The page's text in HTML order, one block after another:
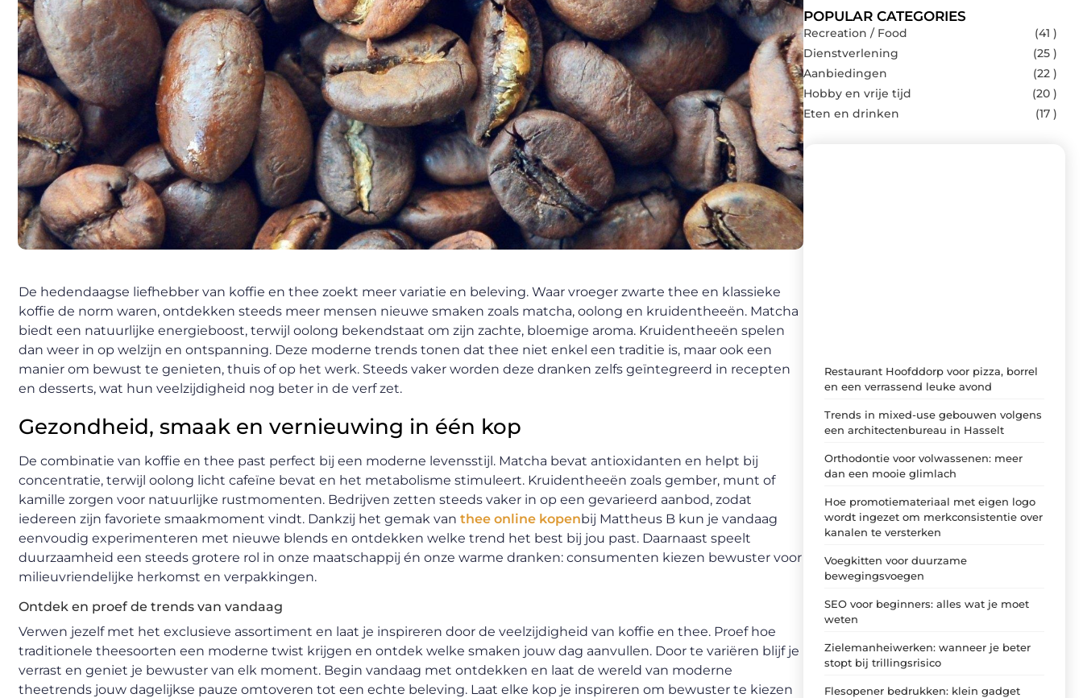
De hedendaagse liefhebber van koffie en thee zoekt meer variatie en beleving. Waar vroeger zwarte thee en klassieke
koffie de norm waren, ontdekken steeds meer mensen nieuwe smaken zoals matcha, oolong en kruidentheeën. Matcha
biedt een natuurlijke energieboost, terwijl oolong bekendstaat om zijn zachte, bloemige aroma. Kruidentheeën spelen
dan weer in op welzijn en ontspanning. Deze moderne trends tonen dat thee niet enkel een traditie is, maar ook een
manier om bewust te genieten, thuis of op het werk. Steeds vaker worden deze dranken zelfs geïntegreerd in recepten
en desserts, wat hun veelzijdigheid nog beter in de verf zet.
Gezondheid, smaak en vernieuwing in één kop
De combinatie van koffie en thee past perfect bij een moderne levensstijl. Matcha bevat antioxidanten en helpt bij
concentratie, terwijl oolong licht cafeïne bevat en het metabolisme stimuleert. Kruidentheeën zoals gember, munt of
kamille zorgen voor natuurlijke rustmomenten. Bedrijven zetten steeds vaker in op een gevarieerd aanbod, zodat
iedereen zijn favoriete smaakmoment vindt. Dankzij het gemak van thee online kopenbij Mattheus B kun je vandaag
eenvoudig experimenteren met nieuwe blends en ontdekken welke trend het best bij jou past. Daarnaast speelt
duurzaamheid een steeds grotere rol in onze maatschappij én onze warme dranken: consumenten kiezen bewuster voor
milieuvriendelijke herkomst en verpakkingen.
Ontdek en proef de trends van vandaag
Verwen jezelf met het exclusieve assortiment en laat je inspireren door de veelzijdigheid van koffie en thee. Proef hoe
traditionele theesoorten een moderne twist krijgen en ontdek welke smaken jouw dag aanvullen. Door te variëren blijf je
verrast en geniet je bewuster van elk moment. Begin vandaag met ontdekken en laat de wereld van moderne
theetrends jouw dagelijkse pauze omtoveren tot een echte beleving. Laat elke kop je inspireren om bewuster te kiezen
POPULAR CATEGORIES
Recreation / Food
(41 )
Dienstverlening
(25 )
Aanbiedingen
(22 )
Hobby en vrije tijd
(20 )
Eten en drinken
(17 )
Restaurant Hoofddorp voor pizza, borrel
en een verrassend leuke avond
Trends in mixed-use gebouwen volgens
een architectenbureau in Hasselt
Orthodontie voor volwassenen: meer
dan een mooie glimlach
Hoe promotiemateriaal met eigen logo
wordt ingezet om merkconsistentie over
kanalen te versterken
Voegkitten voor duurzame
bewegingsvoegen
SEO voor beginners: alles wat je moet
weten
Zielemanheiwerken: wanneer je beter
stopt bij trillingsrisico
Flesopener bedrukken: klein gadget